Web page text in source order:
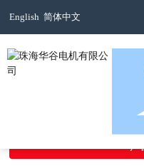
English 简体中文